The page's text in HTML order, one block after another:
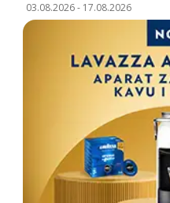
03.08.2026- 17.08.2026